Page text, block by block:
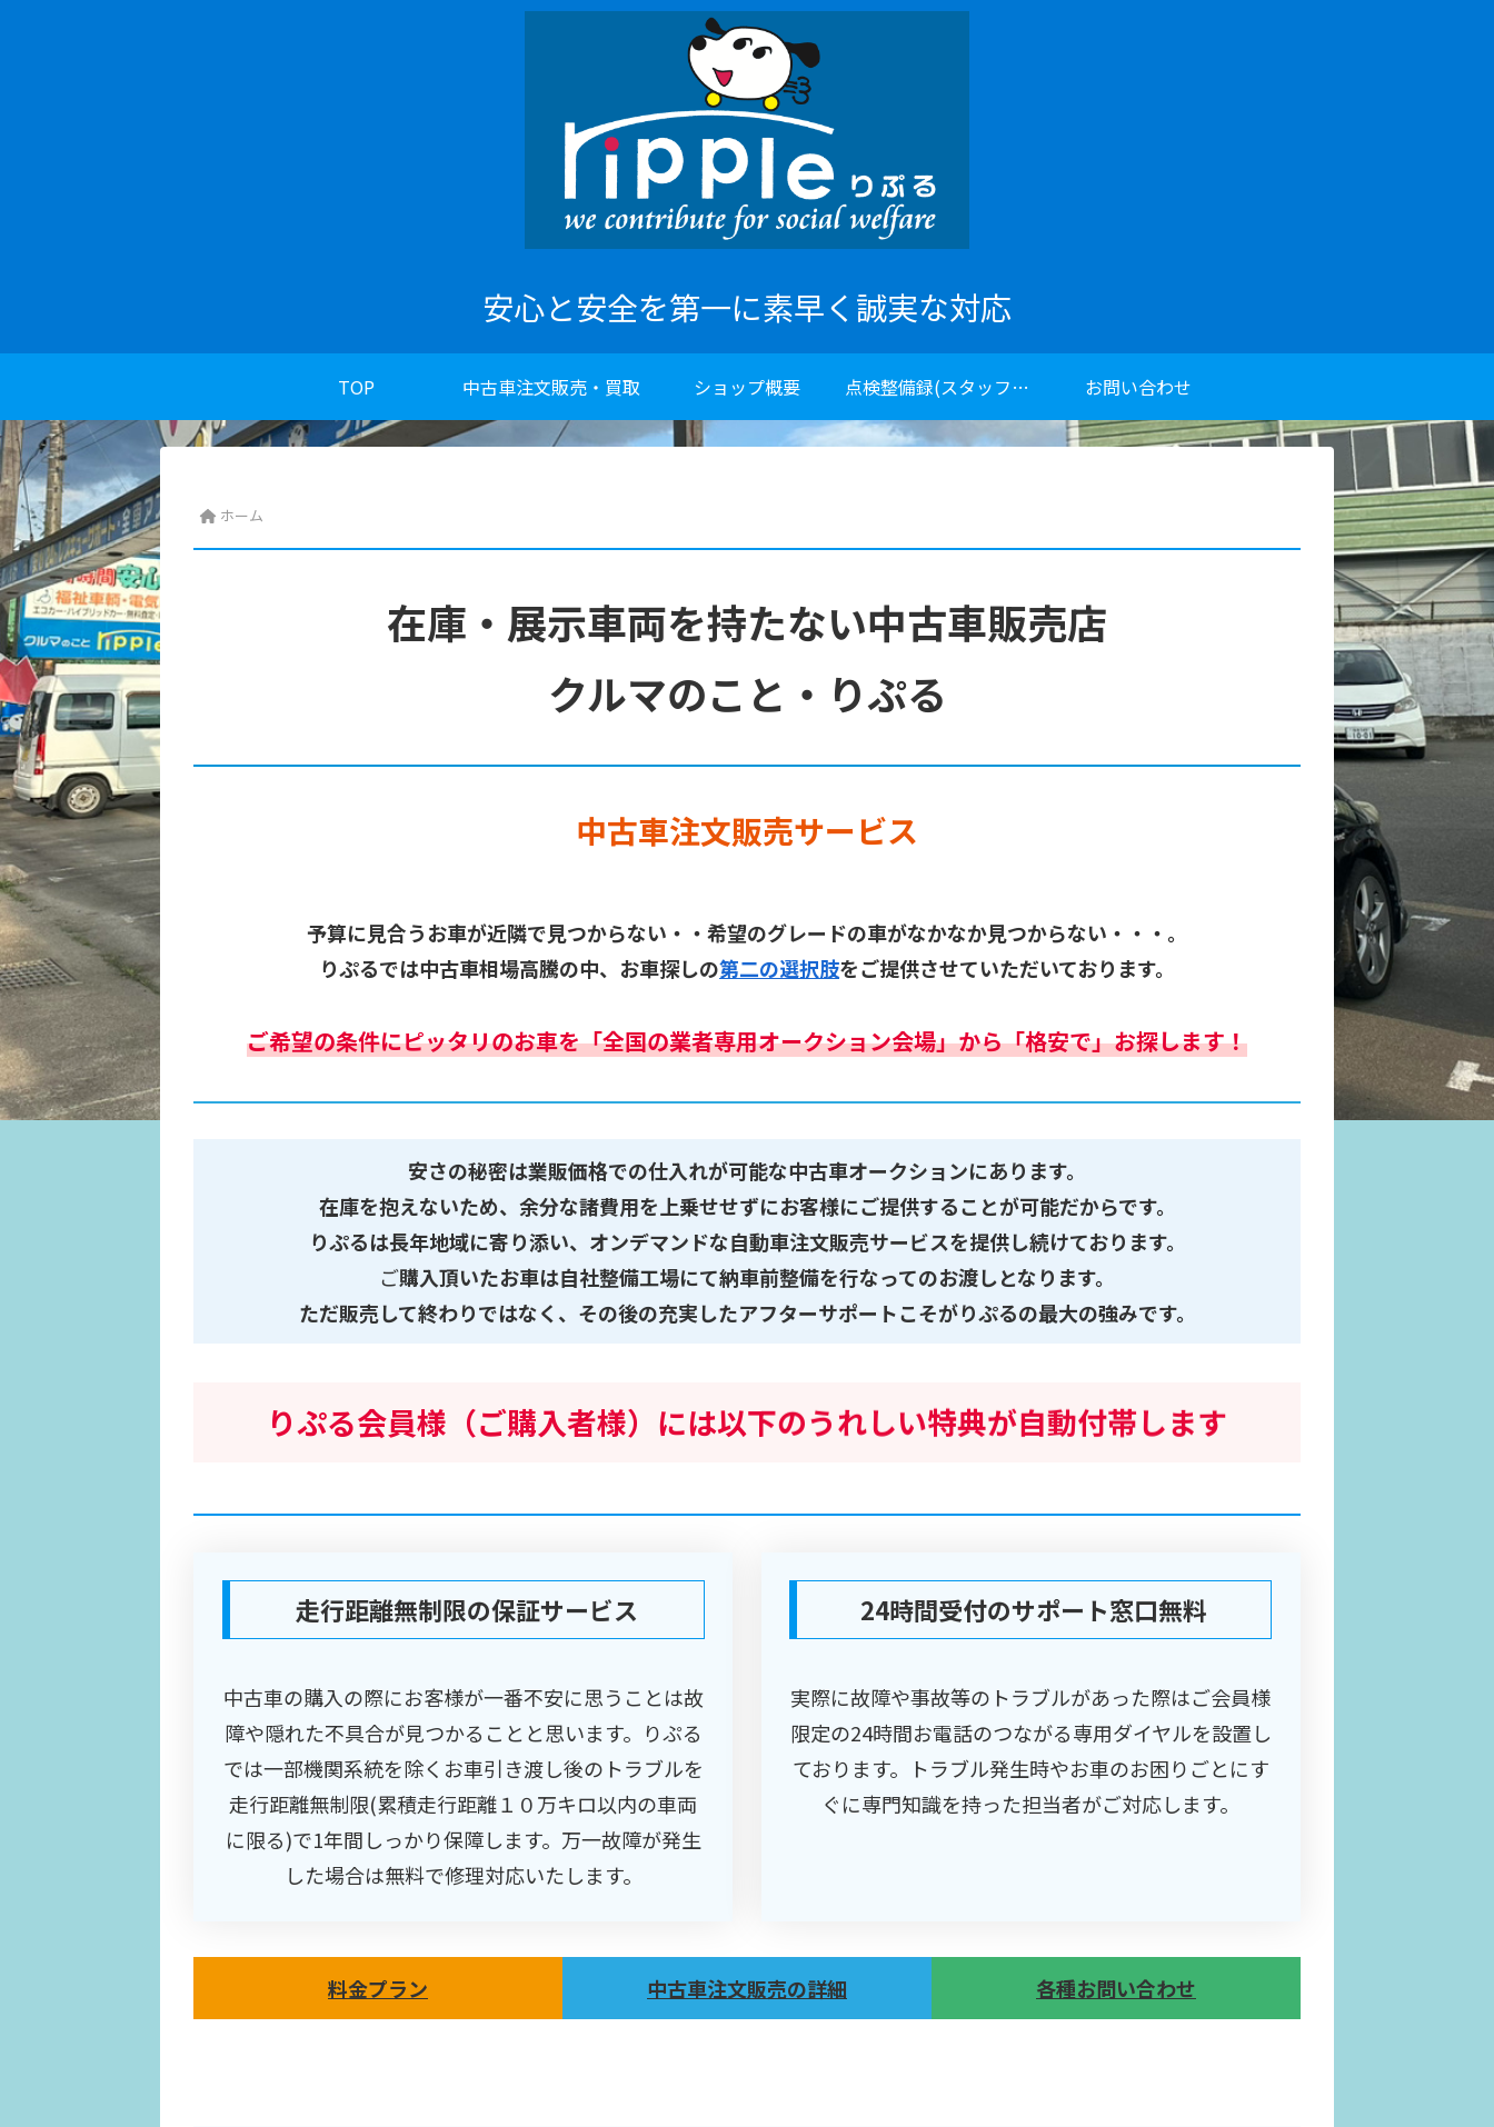
安心と安全を第一に素早く誠実な対応
TOP 中古車注文販売・買取 ショップ概要 点検整備録(スタッフブログ) お問い合わせ
ホーム
在庫・展示車両を持たない中古車販売店
クルマのこと・りぷる
中古車注文販売サービス
予算に見合うお車が近隣で見つからない・・希望のグレードの車がなかなか見つからない・・・。
りぷるでは中古車相場高騰の中、お車探しの第二の選択肢をご提供させていただいております。
ご希望の条件にピッタリのお車を「全国の業者専用オークション会場」から「格安で」お探します！
安さの秘密は業販価格での仕入れが可能な中古車オークションにあります。
在庫を抱えないため、余分な諸費用を上乗せせずにお客様にご提供することが可能だからです。
りぷるは長年地域に寄り添い、オンデマンドな自動車注文販売サービスを提供し続けております。
ご購入頂いたお車は自社整備工場にて納車前整備を行なってのお渡しとなります。
ただ販売して終わりではなく、その後の充実したアフターサポートこそがりぷるの最大の強みです。
りぷる会員様（ご購入者様）には以下のうれしい特典が自動付帯します
走行距離無制限の保証サービス
中古車の購入の際にお客様が一番不安に思うことは故
障や隠れた不具合が見つかることと思います。りぷる
では一部機関系統を除くお車引き渡し後のトラブルを
走行距離無制限(累積走行距離１０万キロ以内の車両
に限る)で1年間しっかり保障します。万一故障が発生
した場合は無料で修理対応いたします。
24時間受付のサポート窓口無料
実際に故障や事故等のトラブルがあった際はご会員様
限定の24時間お電話のつながる専用ダイヤルを設置し
ております。トラブル発生時やお車のお困りごとにす
ぐに専門知識を持った担当者がご対応します。
料金プラン 中古車注文販売の詳細 各種お問い合わせ